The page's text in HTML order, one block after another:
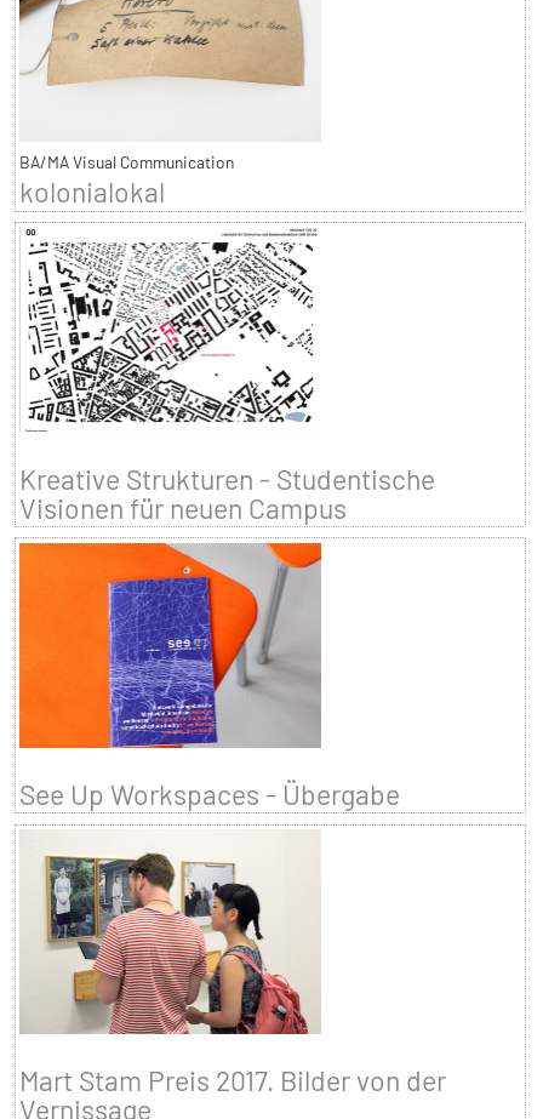
BA/MA Visual Communication
kolonialokal
Kreative Strukturen - Studentische
Visionen für neuen Campus
See Up Workspaces - Übergabe
Mart Stam Preis 2017. Bilder von der
Vernissage